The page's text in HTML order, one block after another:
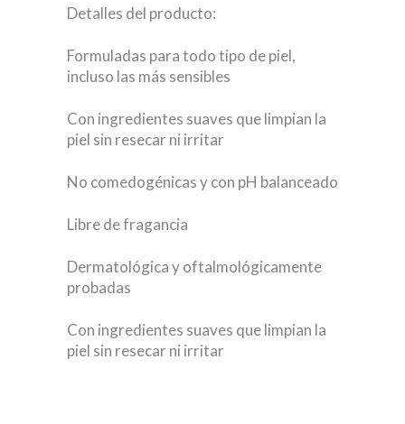
Detalles del producto:
Formuladas para todo tipo de piel,
incluso las más sensibles
Con ingredientes suaves que limpian la
piel sin resecar ni irritar
No comedogénicas y con pH balanceado
Libre de fragancia
Dermatológica y oftalmológicamente
probadas
Con ingredientes suaves que limpian la
piel sin resecar ni irritar